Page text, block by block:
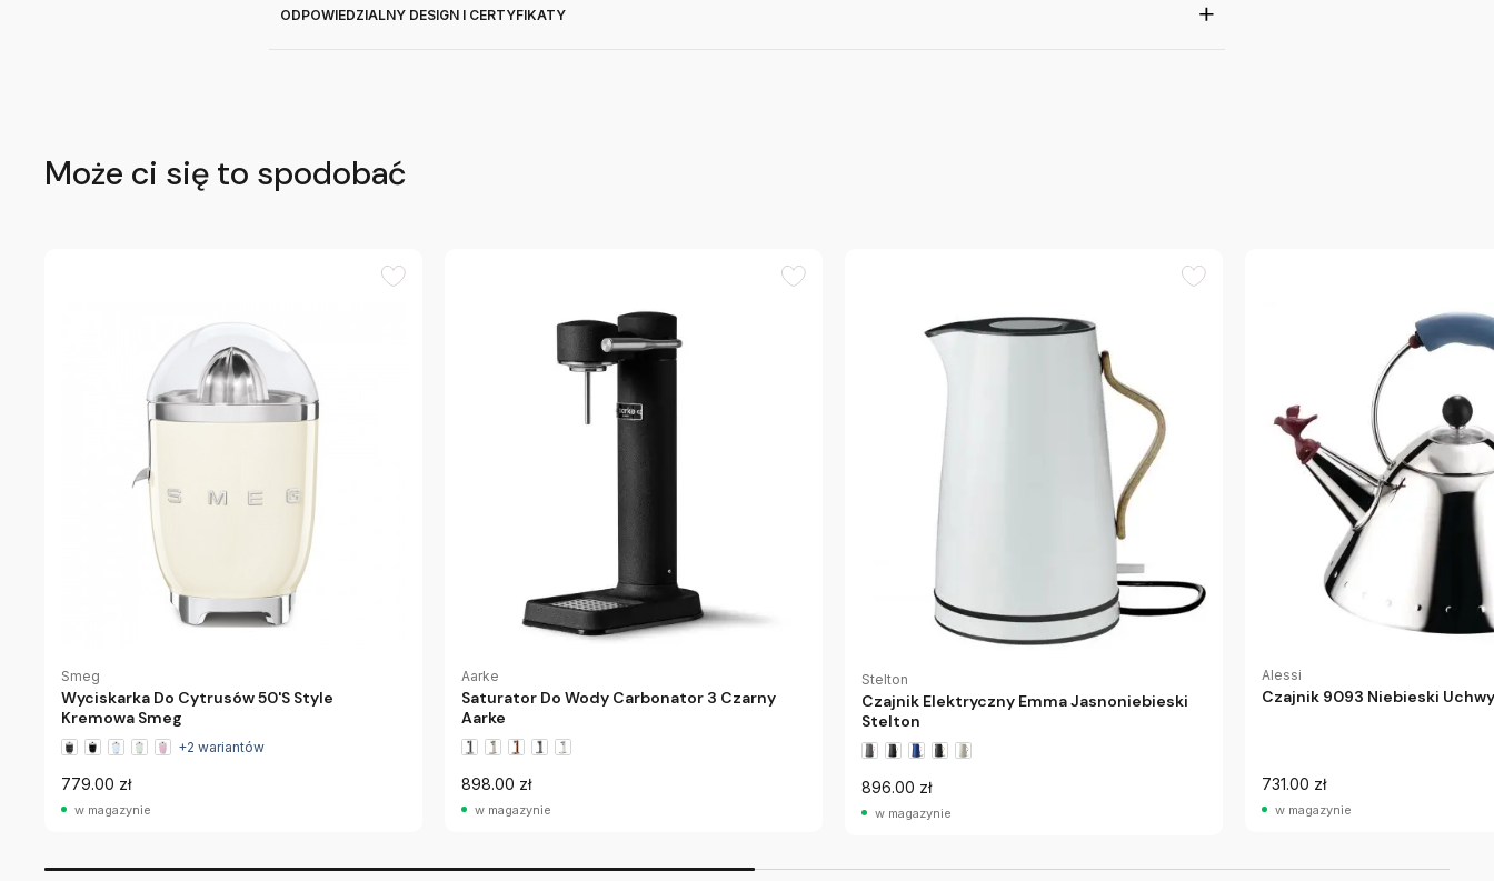
ODPOWIEDZIALNY DESIGN I CERTYFIKATY
Może ci się to spodobać
Smeg
Wyciskarka Do Cytrusów 50'S Style
Kremowa Smeg
+2 wariantów
779.00 zł
w magazynie
Aarke
Saturator Do Wody Carbonator 3 Czarny
Aarke
898.00 zł
w magazynie
Stelton
Czajnik Elektryczny Emma Jasnoniebieski
Stelton
896.00 zł
w magazynie
Alessi
Czajnik 9093 Niebieski
731.00 zł
w magazynie